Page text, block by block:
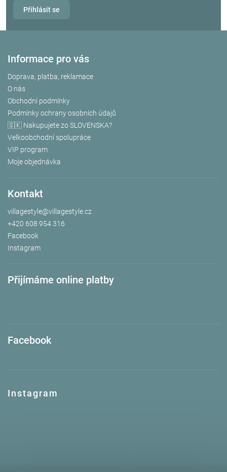
Přihlásit se
Informace pro vás
Doprava, platba, reklamace
O nás
Obchodní podmínky
Podmínky ochrany osobních údajů
🇸🇰 Nakupujete zo SLOVENSKA?
Velkoobchodní spolupráce
VIP program
Moje objednávka
Kontakt
villagestyle@villagestyle.cz
+420 608 954 316
Facebook
Instagram
Přijímáme online platby
Facebook
Instagram